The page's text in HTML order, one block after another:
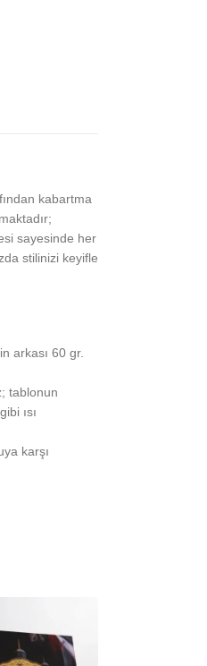
kabartma
sayesinde her
stilinizi keyifle
arkası 60 gr.
tablonun
ısı
karşı